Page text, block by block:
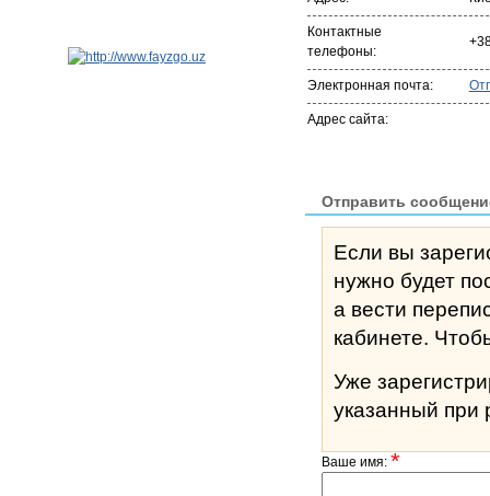
Контактные
телефоны:
Электронная почта:
Адрес сайта:
Отправить
Если вы
нужно будет
а вести
Уже
указанный при
Ваше имя:*